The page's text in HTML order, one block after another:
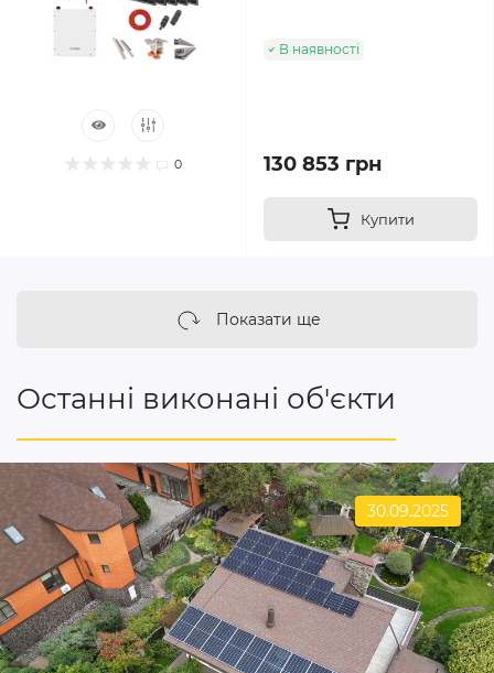
0
В наявності
130 853 грн
Купити
Показати ще
Останні виконані об'єкти
30.09.2025